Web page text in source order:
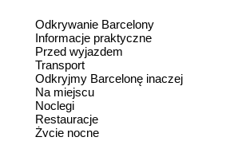
Odkrywanie Barcelony
Informacje praktyczne
Przed wyjazdem
Transport
Odkryjmy Barcelonę inaczej
Na miejscu
Noclegi
Restauracje
Życie nocne